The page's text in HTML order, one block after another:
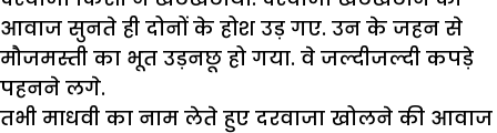
आवाज सुनते ही दोनों के होश उड़ गए. उन के जहन से
मौजमस्ती का भूत उड़नछू हो गया. वे जल्दीजल्दी कपड़े
पहनने लगे.
तभी माधवी का नाम लेते हुए दरवाजा खोलने की आवाज